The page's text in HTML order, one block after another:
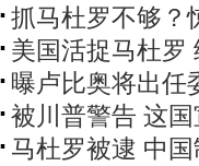
抓马杜罗不够？
美国活捉马杜罗
曝卢比奥将出任
被川普警告 这
马杜罗被逮 中国